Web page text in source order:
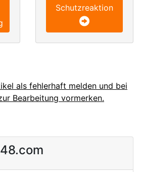
Schutzreaktion
als fehlerhaft melden und bei
Bearbeitung vormerken.